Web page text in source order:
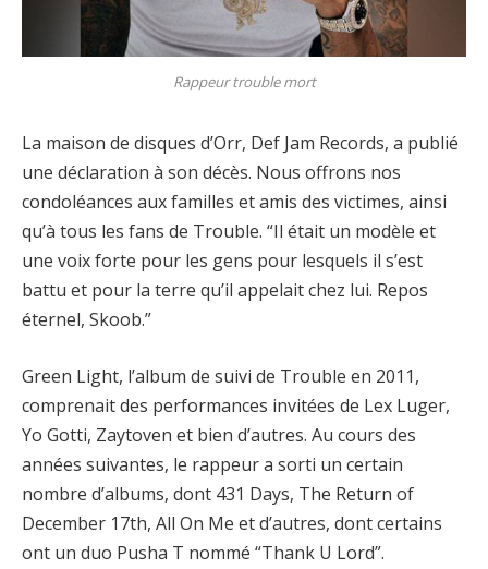
Rappeur trouble mort
La maison de disques d’Orr, Def Jam Records, a publié
une déclaration à son décès. Nous offrons nos
condoléances aux familles et amis des victimes, ainsi
qu’à tous les fans de Trouble. “Il était un modèle et
une voix forte pour les gens pour lesquels il s’est
battu et pour la terre qu’il appelait chez lui. Repos
éternel, Skoob.”
Green Light, l’album de suivi de Trouble en 2011,
comprenait des performances invitées de Lex Luger,
Yo Gotti, Zaytoven et bien d’autres. Au cours des
années suivantes, le rappeur a sorti un certain
nombre d’albums, dont 431 Days, The Return of
December 17th, All On Me et d’autres, dont certains
ont un duo Pusha T nommé “Thank U Lord”.